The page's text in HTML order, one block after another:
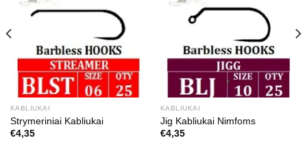
KABLIUKAI
Strymeriniai Kabliukai
€4,35
KABLIUKAI
Jig Kabliukai Nimfoms
€4,35